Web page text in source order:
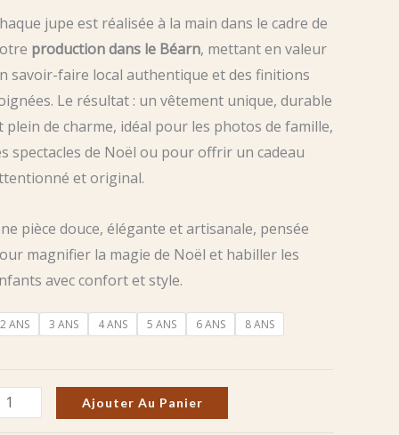
jupe est réalisée à la main dans le cadre de
production dans le Béarn, mettant en valeur
savoir-faire local authentique et des finitions
Le résultat : un vêtement unique, durable
plein de charme, idéal pour les photos de famille,
spectacles de Noël ou pour offrir un cadeau
et original.
pièce douce, élégante et artisanale, pensée
magnifier la magie de Noël et habiller les
avec confort et style.
2 ANS 3 ANS 4 ANS 5 ANS 6 ANS 8 ANS
quantité
Ajouter Au Panier